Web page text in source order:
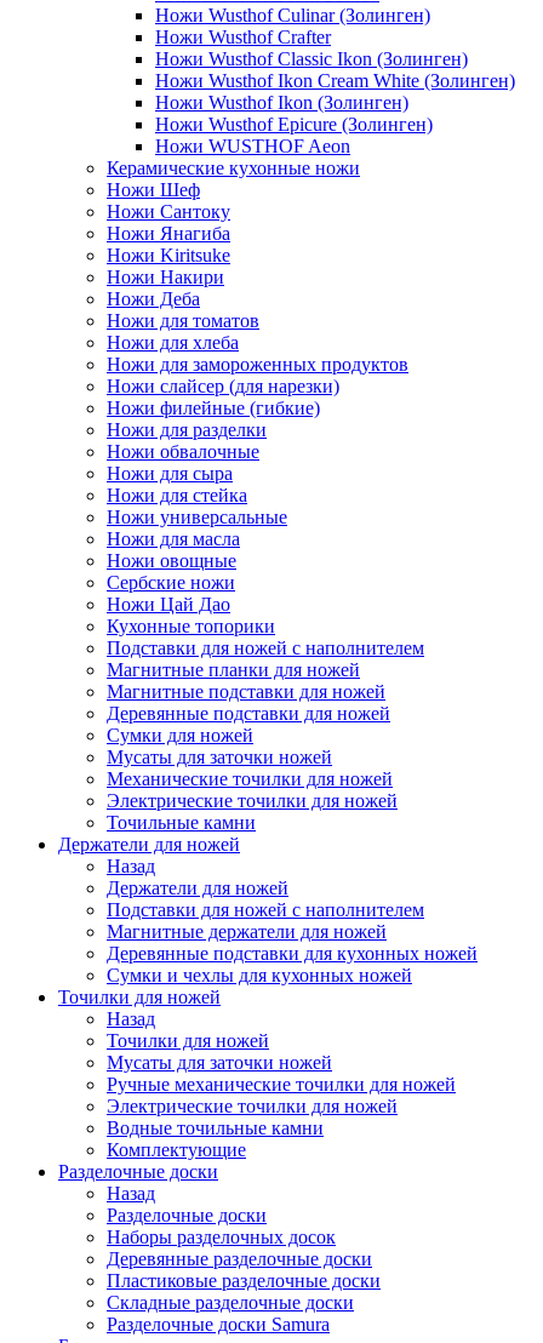
Ножи Wusthof Culinar (Золинген)
Ножи Wusthof Crafter
Ножи Wusthof Classic Ikon (Золинген)
Ножи Wusthof Ikon Cream White (Золинген)
Ножи Wusthof Ikon (Золинген)
Ножи Wusthof Epicure (Золинген)
Ножи WUSTHOF Aeon
Керамические кухонные ножи
Ножи Шеф
Ножи Сантоку
Ножи Янагиба
Ножи Kiritsuke
Ножи Накири
Ножи Деба
Ножи для томатов
Ножи для хлеба
Ножи для замороженных продуктов
Ножи слайсер (для нарезки)
Ножи филейные (гибкие)
Ножи для разделки
Ножи обвалочные
Ножи для сыра
Ножи для стейка
Ножи универсальные
Ножи для масла
Ножи овощные
Сербские ножи
Ножи Цай Дао
Кухонные топорики
Подставки для ножей с наполнителем
Магнитные планки для ножей
Магнитные подставки для ножей
Деревянные подставки для ножей
Сумки для ножей
Мусаты для заточки ножей
Механические точилки для ножей
Электрические точилки для ножей
Точильные камни
Держатели для ножей
Назад
Держатели для ножей
Подставки для ножей с наполнителем
Магнитные держатели для ножей
Деревянные подставки для кухонных ножей
Сумки и чехлы для кухонных ножей
Точилки для ножей
Назад
Точилки для ножей
Мусаты для заточки ножей
Ручные механические точилки для ножей
Электрические точилки для ножей
Водные точильные камни
Комплектующие
Разделочные доски
Назад
Разделочные доски
Наборы разделочных досок
Деревянные разделочные доски
Пластиковые разделочные доски
Складные разделочные доски
Разделочные доски Samura